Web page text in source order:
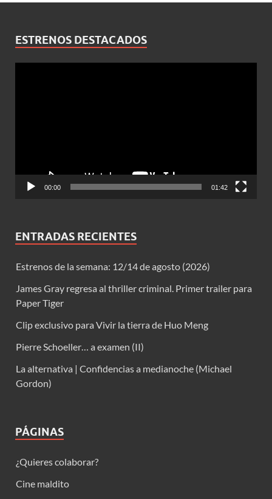
ESTRENOS DESTACADOS
00:00 01:42
ENTRADAS RECIENTES
Estrenos de la semana: 12/14 de agosto (2026)
James Gray regresa al thriller criminal. Primer trailer para
Paper Tiger
Clip exclusivo para Vivir la tierra de Huo Meng
Pierre Schoeller… a examen (II)
La alternativa | Confidencias a medianoche (Michael
Gordon)
PÁGINAS
¿Quieres colaborar?
Cine maldito